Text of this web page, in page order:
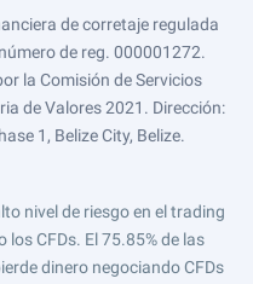
de corretaje regulada
de reg. 000001272.
la Comisión de Servicios
de Valores 2021. Dirección:
1, Belize City, Belize.
nivel de riesgo en el trading
CFDs. El 75.85% de las
dinero negociando CFDs